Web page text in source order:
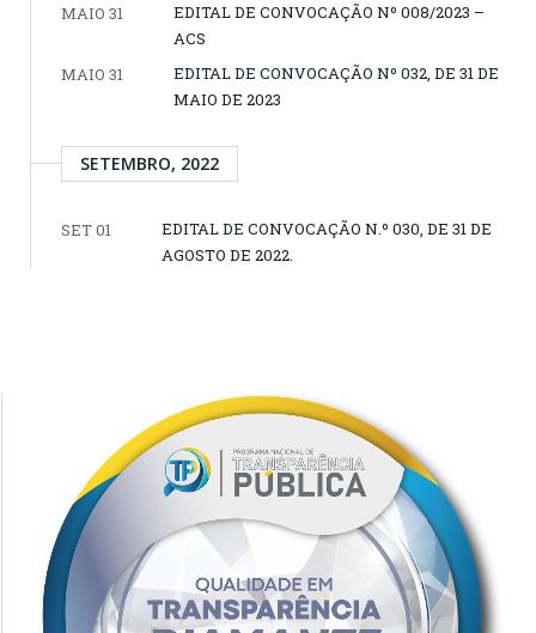
MAIO 31
EDITAL DE CONVOCAÇÃO Nº 008/2023 –
ACS
MAIO 31
EDITAL DE CONVOCAÇÃO Nº 032, DE 31 DE
MAIO DE 2023
SETEMBRO, 2022
SET 01
EDITAL DE CONVOCAÇÃO N.º 030, DE 31 DE
AGOSTO DE 2022.